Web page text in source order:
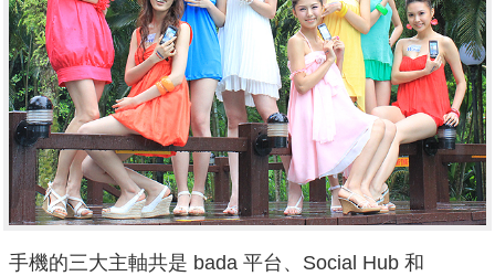
手機的三大主軸共是 bada 平台、Social Hub 和